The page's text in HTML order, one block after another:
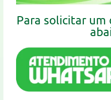
Para solicitar